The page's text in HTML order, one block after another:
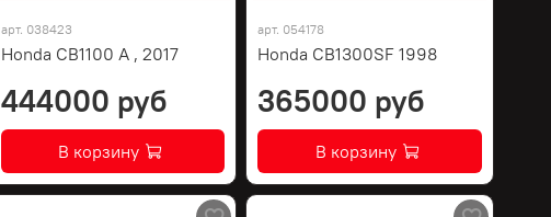
арт. 038423
Honda CB1100 A , 2017
444000 руб
В корзину
арт. 054178
Honda CB1300SF 1998
365000 руб
В корзину